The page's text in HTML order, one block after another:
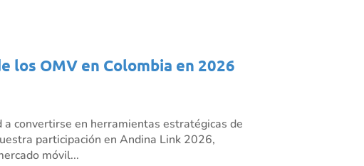
los OMV en Colombia en 2026
a convertirse en herramientas estratégicas de
participación en Andina Link 2026,
móvil...